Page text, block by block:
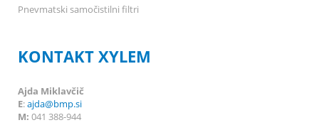
Pnevmatski samočistilni filtri
KONTAKT XYLEM
Ajda Miklavčič
E:ajda@bmp.si
M: 041 388-944